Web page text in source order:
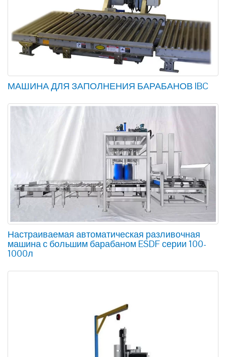
МАШИНА ДЛЯ ЗАПОЛНЕНИЯ БАРАБАНОВ IBC
Настраиваемая автоматическая разливочная
машина с большим барабаном ESDF серии 100-
1000л